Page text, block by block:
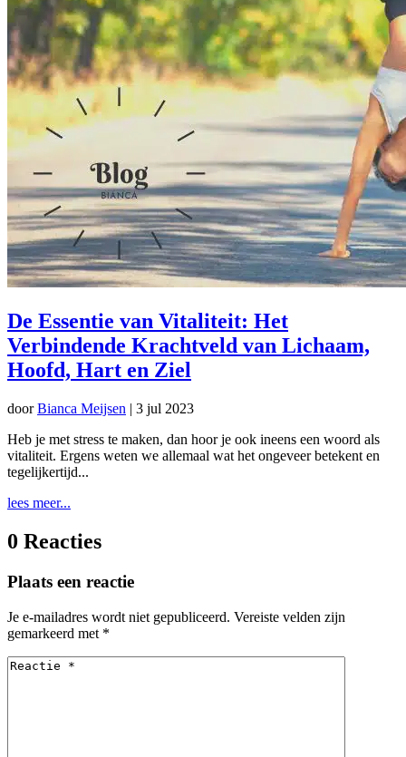
De Essentie van Vitaliteit: Het
Verbindende Krachtveld van Lichaam,
Hoofd, Hart en Ziel
doorBianca Meijsen | 3 jul 2023
Heb je met stress te maken, dan hoor je ook ineens een woord als
vitaliteit. Ergens weten we allemaal wat het ongeveer betekent en
tegelijkertijd...
lees meer...
0 Reacties
Plaats een reactie
Je e-mailadres wordt niet gepubliceerd. Vereiste velden zijn
gemarkeerd met *